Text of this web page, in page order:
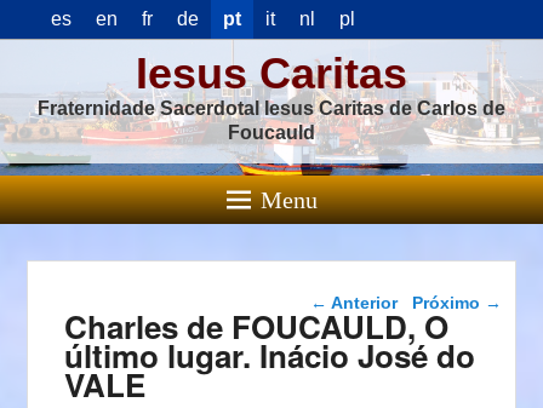
es en fr de pt it nl pl
Iesus Caritas
Fraternidade Sacerdotal Iesus Caritas de Carlos de
Foucauld
Menu
Navegação das
postagens
← Anterior Próximo →
Charles de FOUCAULD, O
último lugar. Inácio José do
VALE